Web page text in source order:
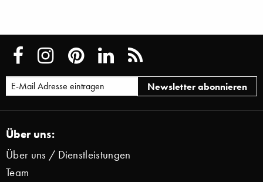
Über uns:
Über uns / Dienstleistungen
Team